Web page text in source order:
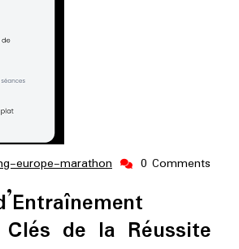
europe-marathon ing-
marathon
0 Comments
de la Réussite